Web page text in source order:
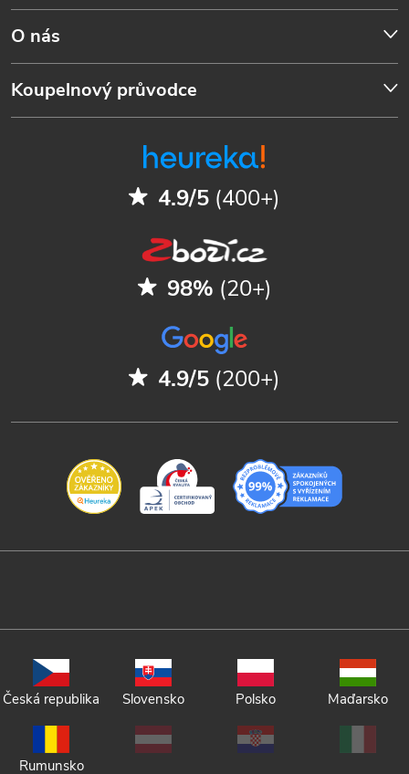
O nás
Koupelnový průvodce
4.9/5 (400+)
98% (20+)
4.9/5 (200+)
Česká republika Slovensko Polsko Maďarsko
Rumunsko